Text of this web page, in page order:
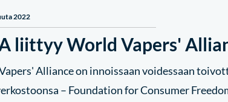
2022
liittyy World Vapers'
Alliance on innoissaan voidessaan
– Foundation for Consumer